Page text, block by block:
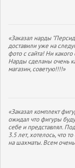
«Заказал нарды
доставили уже на
фото с сайта! Ни какого
Нарды сделаны очень
магазин, советую!!!!»
«Заказал комплект
ожидал что фигуры
себе и представлял.
3.5 лет, хотелось, что
на шахматы. Всем очень